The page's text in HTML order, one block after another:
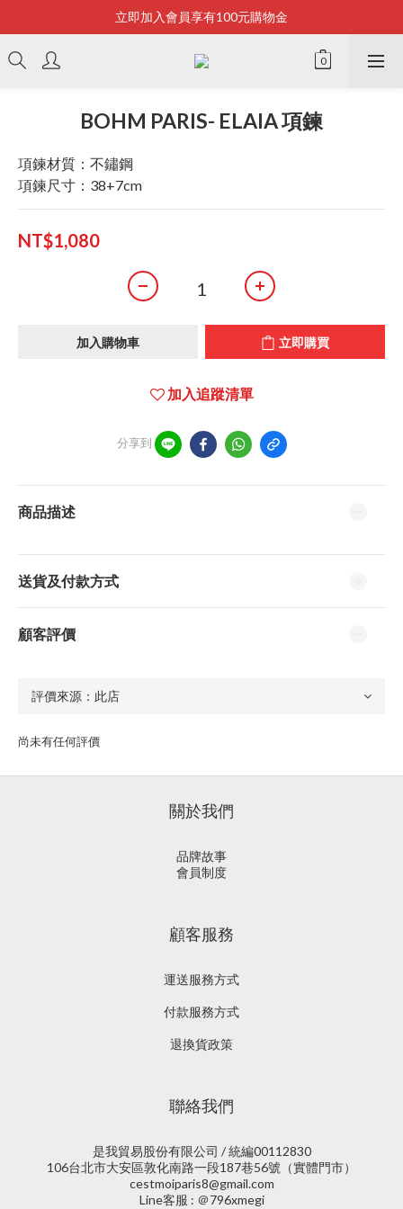
Bonjour~
立即加入會員享有100元購物金
全店滿2500即享免運
BOHM PARIS- ELAIA 項鍊
項鍊材質：不鏽鋼
項鍊尺寸：38+7cm
NT$1,080
加入購物車 立即購買
加入追蹤清單
分享到
商品描述
送貨及付款方式
顧客評價
尚未有任何評價
關於我們
品牌故事
會員制度
顧客服務
運送服務方式
付款服務方式
退換貨政策
聯絡我們
是我貿易股份有限公司 / 統編00112830
106台北市大安區敦化南路一段187巷56號（實體門市）
cestmoiparis8@gmail.com
Line客服 : ＠796xmegi